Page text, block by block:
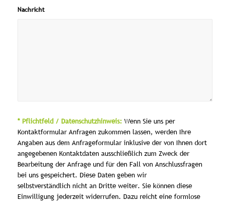
Nachricht
* Pflichtfeld / Datenschutzhinweis: Wenn Sie uns per
Kontaktformular Anfragen zukommen lassen, werden Ihre
Angaben aus dem Anfrageformular inklusive der von Ihnen dort
angegebenen Kontaktdaten ausschließlich zum Zweck der
Bearbeitung der Anfrage und für den Fall von Anschlussfragen
bei uns gespeichert. Diese Daten geben wir
selbstverständlich nicht an Dritte weiter. Sie können diese
Einwilligung jederzeit widerrufen. Dazu reicht eine formlose